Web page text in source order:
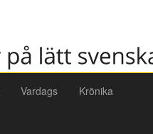
Vardags Krönika